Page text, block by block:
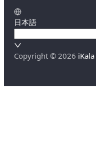
日本語
Copyright © 2026 iKala